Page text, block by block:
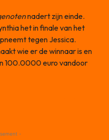
nadert zijn einde.
het in finale van het
tegen Jessica.
wie er de winnaar is en
100.0000 euro vandoor
-